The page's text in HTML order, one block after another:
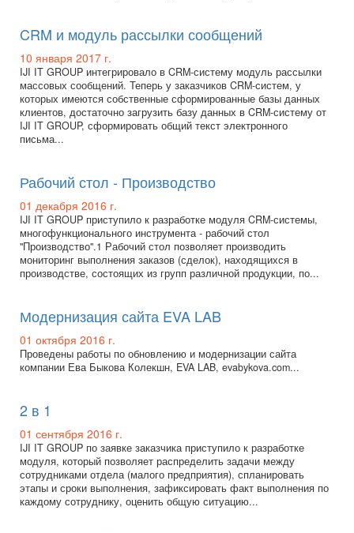
CRM и модуль рассылки сообщений
10 января 2017 г.
IJI IT GROUP интегрировало в CRM-систему модуль рассылки
массовых сообщений. Теперь у заказчиков CRM-систем, у
которых имеются собственные сформированные базы данных
клиентов, достаточно загрузить базу данных в CRM-систему от
IJI IT GROUP, сформировать общий текст электронного
письма...
Рабочий стол - Производство
01 декабря 2016 г.
IJI IT GROUP приступило к разработке модуля CRM-системы,
многофункционального инструмента - рабочий стол
"Производство".1 Рабочий стол позволяет производить
мониторинг выполнения заказов (сделок), находящихся в
производстве, состоящих из групп различной продукции, по...
Модернизация сайта EVA LAB
01 октября 2016 г.
Проведены работы по обновлению и модернизации сайта
компании Ева Быкова Колекшн, EVA LAB, evabykova.com...
2 в 1
01 сентября 2016 г.
IJI IT GROUP по заявке заказчика приступило к разработке
модуля, который позволяет распределить задачи между
сотрудниками отдела (малого предприятия), спланировать
этапы и сроки выполнения, зафиксировать факт выполнения по
каждому сотруднику, оценить общую ситуацию...